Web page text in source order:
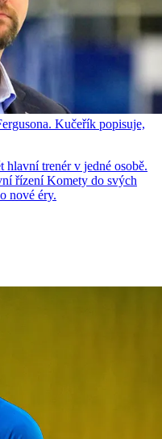
Kučeřík popisuje,
hlavní trenér v jedné osobě.
řízení Komety do svých
nové éry.